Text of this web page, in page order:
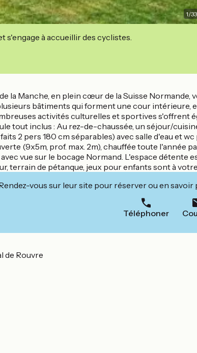
1/33
s'engage à accueillir des cyclistes.
la Manche, en plein cœur de la Suisse
bâtiments qui forment une cour
activités culturelles et sportives s'offrent
tout inclus : Au rez-de-chaussée, un séjour/
2 pers 180 cm séparables) avec salle d'eau et
(9x5m, prof. max. 2m), chauffée toute
avec vue sur le bocage Normand. L'espace
terrain de pétanque, jeux pour enfants sont à
vous sur leur site pour réserver ou en savoir
Téléphoner
de Rouvre